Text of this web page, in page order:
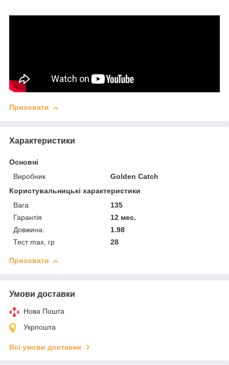
Приховати
Характеристики
Основні
Виробник
Golden Catch
Користувальницькі характеристики
Вага
135
Гарантія
12 мес.
Довжина:
1.98
Тест max, гр
28
Приховати
Умови доставки
Нова Пошта
Укрпошта
Всі умови доставки